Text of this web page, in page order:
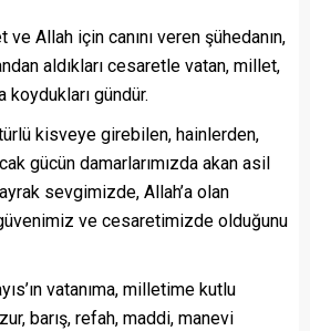
ve Allah için canını veren şühedanın,
aldıkları cesaretle vatan, millet,
koydukları gündür.
kisveye girebilen, hainlerden,
gücün damarlarımızda akan asil
sevgimizde, Allah’a olan
güvenimiz ve cesaretimizde olduğunu
vatanıma, milletime kutlu
barış, refah, maddi, manevi